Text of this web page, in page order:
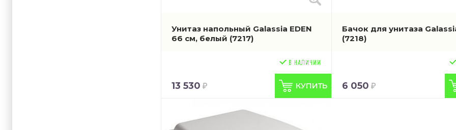
Унитаз напольный Galassia EDEN
66 см, белый (7217)
13 530
Бачок для унитаза
(7218)
6 050